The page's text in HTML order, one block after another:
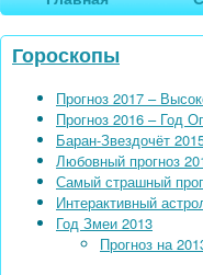
Гороскопы
Прогноз 2017 –
Прогноз 2016 – Год
Баран-Звездочёт
Любовный прогноз
Самый страшный
Интерактивный
Год Змеи 2013
Прогноз на